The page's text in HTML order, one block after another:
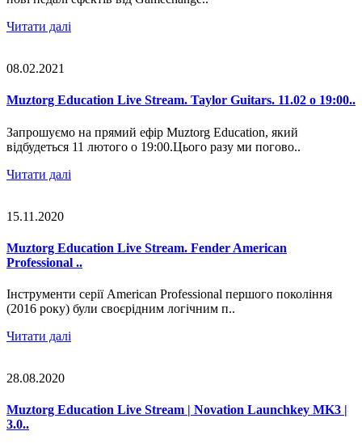
Читати далі
08.02.2021
Muztorg Education Live Stream. Taylor Guitars. 11.02 о 19:00..
Запрошуємо на прямий ефір Muztorg Education, який
відбудеться 11 лютого о 19:00.Цього разу ми погово..
Читати далі
15.11.2020
Muztorg Education Live Stream. Fender American
Professional ..
Інструменти серії American Professional першого покоління
(2016 року) були своєрідним логічним п..
Читати далі
28.08.2020
Muztorg Education Live Stream | Novation Launchkey MK3 |
3.0..